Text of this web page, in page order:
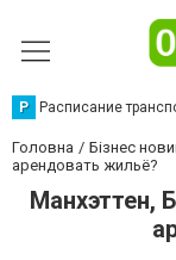
Р Расписание
Головна Бізнес
арендовать жильё?
Манхэттен,